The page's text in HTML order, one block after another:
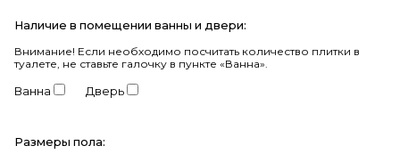
Наличие в помещении ванны и двери:
Внимание! Если необходимо посчитать количество плитки в
туалете, не ставьте галочку в пункте «Ванна».
Ванна Дверь
Размеры пола: